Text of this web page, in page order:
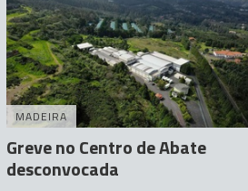
MADEIRA
Greve no Centro de Abate
desconvocada